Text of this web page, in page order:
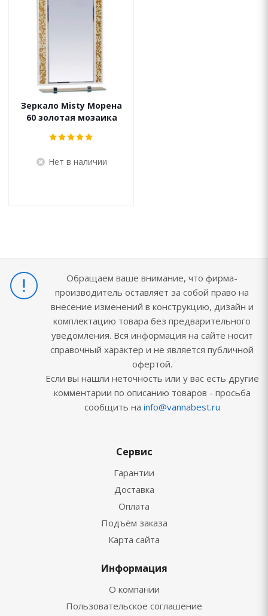
Зеркало Misty Морена
60 золотая мозаика
Нет в наличии
Обращаем ваше внимание, что фирма-
производитель оставляет за собой право на
внесение изменений в конструкцию, дизайн и
комплектацию товара без предварительного
уведомления. Вся информация на сайте носит
справочный характер и не является публичной
офертой.
Если вы нашли неточность или у вас есть другие
комментарии по описанию товаров - просьба
сообщить на info@vannabest.ru
Сервис
Гарантии
Доставка
Оплата
Подъём заказа
Карта сайта
Информация
О компании
Пользовательское соглашение